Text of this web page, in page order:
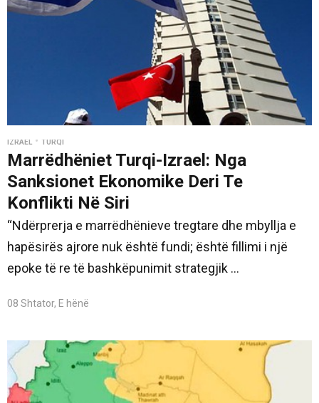
IZRAEL • TURQI
Marrëdhëniet Turqi-Izrael: Nga
Sanksionet Ekonomike Deri Te
Konflikti Në Siri
“Ndërprerja e marrëdhënieve tregtare dhe mbyllja e
hapësirës ajrore nuk është fundi; është fillimi i një
epoke të re të bashkëpunimit strategjik ...
08 Shtator, E hënë